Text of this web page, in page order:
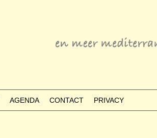
AGENDA CONTACT PRIVACY